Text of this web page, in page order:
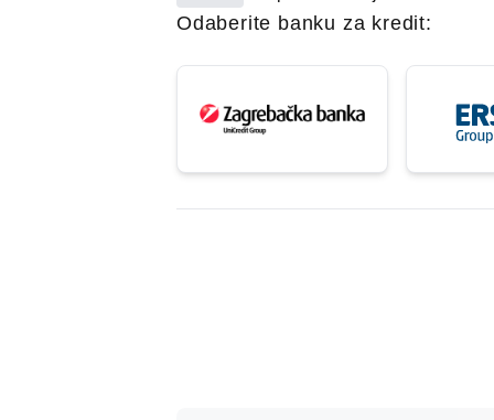
Odaberite banku za kredit: